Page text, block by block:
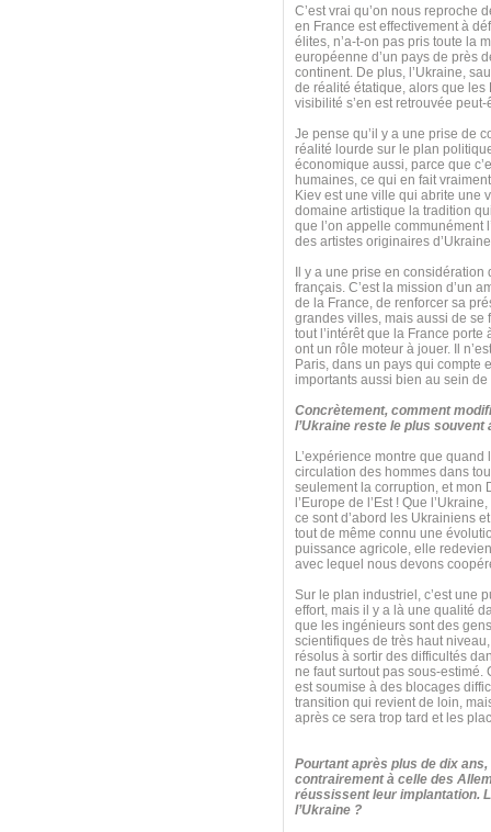
C’est vrai qu’on nous reproche
en France est effectivement à
élites, n’a-t-on pas pris toute la
européenne d’un pays de près
continent. De plus, l’Ukraine,
de réalité étatique, alors que les
visibilité s’en est retrouvée
Je pense qu’il y a une prise de
réalité lourde sur le plan
économique aussi, parce que
humaines, ce qui en fait
Kiev est une ville qui abrite une
domaine artistique la tradition
que l’on appelle communément
des artistes originaires
Il y a une prise en
français. C’est la mission d’un
de la France, de renforcer sa
grandes villes, mais aussi de se
tout l’intérêt que la France
ont un rôle moteur à jouer. Il
Paris, dans un pays qui compte
importants aussi bien au sein de
Concrètement, comment
l’Ukraine reste le plus
L’expérience montre que
circulation des hommes dans
seulement la corruption, et mon
l’Europe de l’Est ! Que
ce sont d’abord les Ukrainiens
tout de même connu une
puissance agricole, elle
avec lequel nous devons
Sur le plan industriel, c’est une
effort, mais il y a là une qualité
que les ingénieurs sont des
scientifiques de très haut
résolus à sortir des difficultés
ne faut surtout pas sous-
est soumise à des blocages
transition qui revient de loin,
après ce sera trop tard et les
Pourtant après plus de dix
contrairement à celle des
réussissent leur implantation.
l’Ukraine ?